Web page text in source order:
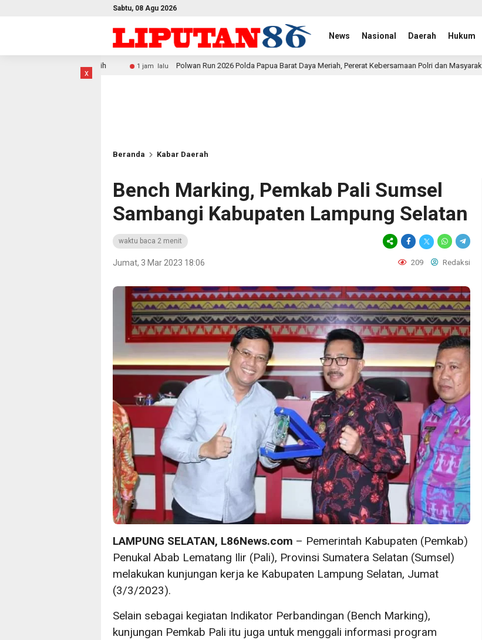
Sabtu, 08 Agu 2026
News Nasional Daerah Hukum
x
1 jam lalu Polwan Run 2026 Polda Papua Barat Daya Meriah, Pererat Kebersamaan Polri dan Masyarakat 1 jam lalu
Beranda Kabar Daerah
Bench Marking, Pemkab Pali Sumsel
Sambangi Kabupaten Lampung Selatan
waktu baca 2 menit
Jumat, 3 Mar 2023 18:06 209 Redaksi
LAMPUNG SELATAN, L86News.com – Pemerintah Kabupaten (Pemkab)
Penukal Abab Lematang Ilir (Pali), Provinsi Sumatera Selatan (Sumsel)
melakukan kunjungan kerja ke Kabupaten Lampung Selatan, Jumat
(3/3/2023).
Selain sebagai kegiatan Indikator Perbandingan (Bench Marking),
kunjungan Pemkab Pali itu juga untuk menggali informasi program